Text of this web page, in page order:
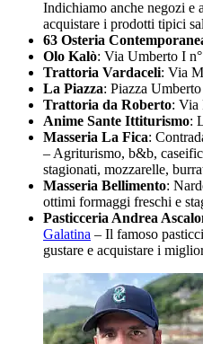
Indichiamo anche negozi e
acquistare i prodotti tipici
63 Osteria
Olo Kalò: Via Umberto I
Trattoria Vardaceli: Via
La Piazza: Piazza
Trattoria da Roberto: Via
Anime Sante Ittiturismo:
Masseria La Fica:
– Agriturismo, b&b,
stagionati, mozzarelle,
Masseria Bellimento:
ottimi formaggi freschi e
Pasticceria Andrea
Galatina – Il famoso
gustare e acquistare i